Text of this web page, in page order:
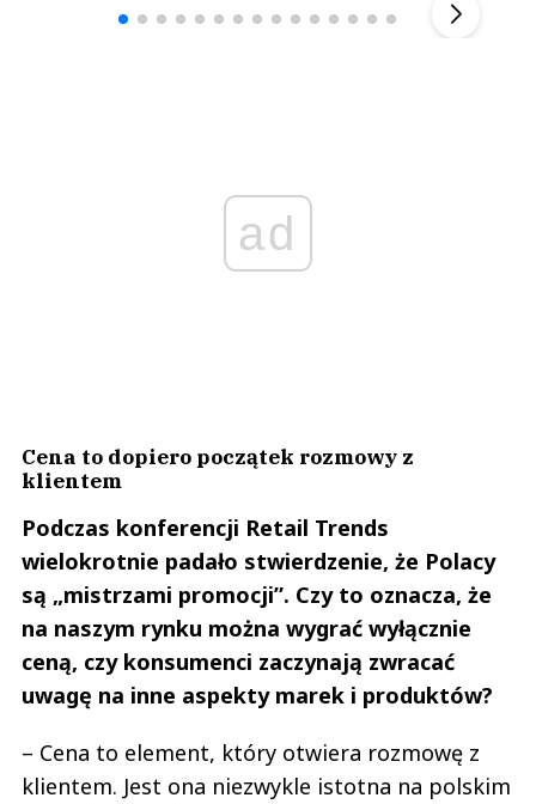
ad
Cena to dopiero początek rozmowy z
klientem
Podczas konferencji Retail Trends
wielokrotnie padało stwierdzenie, że Polacy
są „mistrzami promocji”. Czy to oznacza, że
na naszym rynku można wygrać wyłącznie
ceną, czy konsumenci zaczynają zwracać
uwagę na inne aspekty marek i produktów?
– Cena to element, który otwiera rozmowę z
klientem. Jest ona niezwykle istotna na polskim